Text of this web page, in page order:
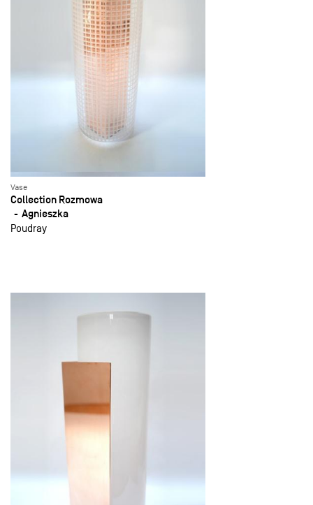
Vase
Collection Rozmowa
Agnieszka
Poudray